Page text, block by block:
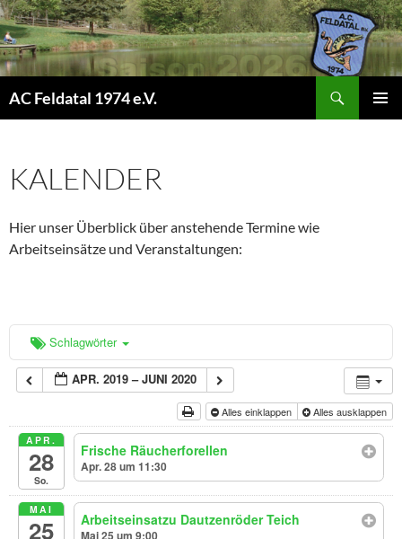
AC Feldatal 1974 e.V.
KALENDER
Hier unser Überblick über anstehende Termine wie
Arbeitseinsätze und Veranstaltungen:
Schlagwörter
APR. 2019 – JUNI 2020
Alles einklappen Alles ausklappen
APR.
28
So.
Frische Räucherforellen
Apr. 28 um 11:30
MAI
25 Arbeitseinsatzu Dautzenröder Teich
Mai 25 um 9:00